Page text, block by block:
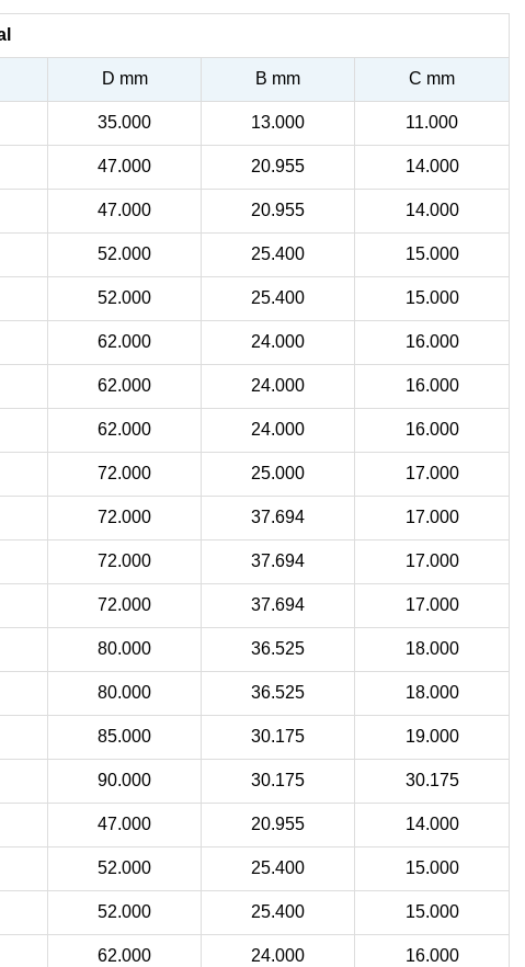
D mm B mm C mm
35.000 13.000 11.000
47.000 20.955 14.000
47.000 20.955 14.000
52.000 25.400 15.000
52.000 25.400 15.000
62.000 24.000 16.000
62.000 24.000 16.000
62.000 24.000 16.000
72.000 25.000 17.000
72.000 37.694 17.000
72.000 37.694 17.000
72.000 37.694 17.000
80.000 36.525 18.000
80.000 36.525 18.000
85.000 30.175 19.000
90.000 30.175 30.175
47.000 20.955 14.000
52.000 25.400 15.000
52.000 25.400 15.000
62.000 24.000 16.000